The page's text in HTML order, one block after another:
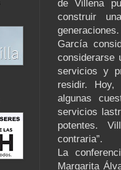
de Villena
construir
García
considerarse
servicios y
residir. Hoy,
algunas
servicios
potentes.
contraria”.
La
Margarita